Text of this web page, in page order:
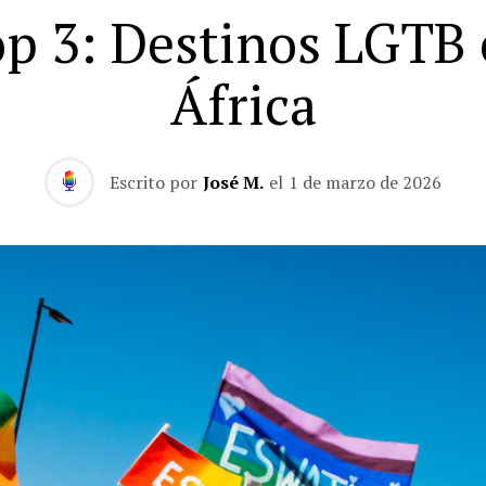
3: Destinos LGTB
África
Escrito por José M. el 1 de marzo de 2026